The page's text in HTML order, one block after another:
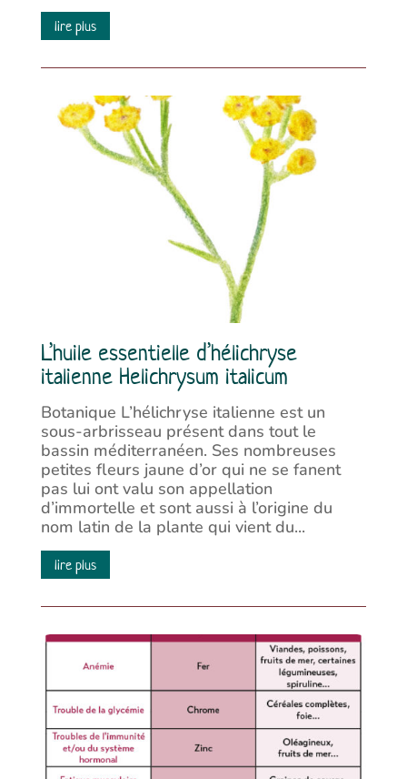
lire plus
L’huile essentielle d’hélichryse
italienne Helichrysum italicum
Botanique L’hélichryse italienne est un
sous-arbrisseau présent dans tout le
bassin méditerranéen. Ses nombreuses
petites fleurs jaune d’or qui ne se fanent
pas lui ont valu son appellation
d’immortelle et sont aussi à l’origine du
nom latin de la plante qui vient du...
lire plus